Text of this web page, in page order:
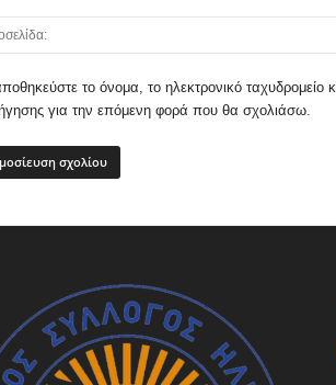
το όνομα, το ηλεκτρονικό
για την επόμενη φορά που θα σχολιάσω.